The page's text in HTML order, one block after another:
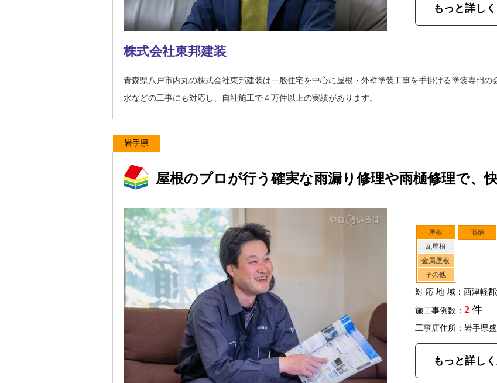
もっと詳し
株式会社東邦建装
青森県八戸市内丸の株式会社東邦建装は一般住宅を中心に屋根・外壁塗装工事を手掛ける塗装専門の
水などの工事にも対応し、自社施工で４万件以上の実績があります。
岩手県
屋根のプロが行う確実な雨漏り修理や雨樋修理で、
屋根
瓦屋根
金属屋根
その他
雨樋
対応地域：西津軽
施工事例数： 2 件
工事店住所：岩手県盛
もっと詳し